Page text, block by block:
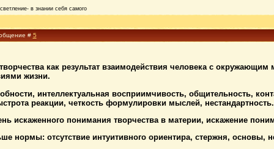
в знании себя самого
# 5
как результат взаимодействия человека с
жизни.
интеллектуальная восприимчивость, общительность,
реакции, четкость формулировки мыслей, нестандартность.
искаженного понимания творчества в материи, искажение
нормы: отсутствие интуитивного ориентира, стержня, основы,